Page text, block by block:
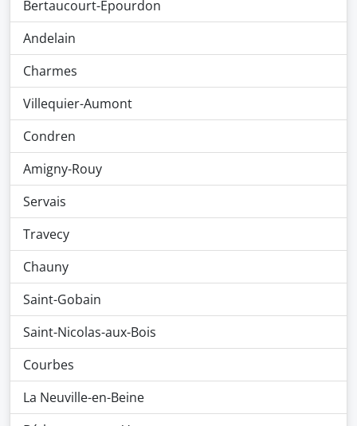
Bertaucourt-Epourdon
Andelain
Charmes
Villequier-Aumont
Condren
Amigny-Rouy
Servais
Travecy
Chauny
Saint-Gobain
Saint-Nicolas-aux-Bois
Courbes
La Neuville-en-Beine